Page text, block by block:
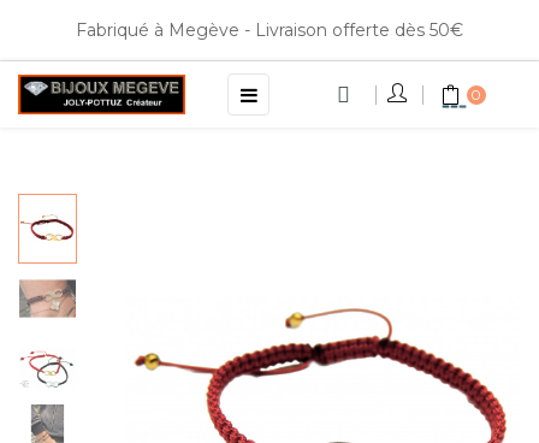
Fabriqué à Megève - Livraison offerte dès 50€
Basculer
la
☰ 0